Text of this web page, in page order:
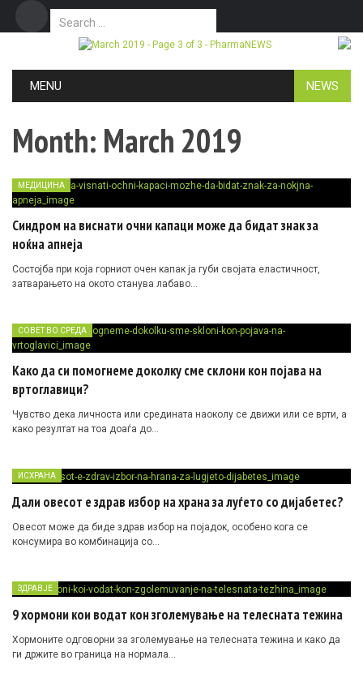
Search for:
MENU NEWS
Month: March 2019
МЕДИЦИНА
Синдром на виснати очни капаци може да бидат знак за
ноќна апнеја
Состојба при која горниот очен капак ја губи својата еластичност,
затварањето на окото станува лабаво…
СОВЕТ ВО СРЕДА
Како да си помогнеме доколку сме склони кон појава на
вртоглавици?
Чувство дека личноста или средината наоколу се движи или се врти, а
како резултат на тоа доаѓа до…
ИСХРАНА
Дали овесот е здрав избор на храна за луѓето со дијабетес?
Овесот може да биде здрав избор на појадок, особено кога се
консумира во комбинација со…
ЗДРАВЈЕ
9 хормони кои водат кон зголемување на телесната тежина
Хормоните одговорни за зголемување на телесната тежина и како да
ги држите во граница на нормала…